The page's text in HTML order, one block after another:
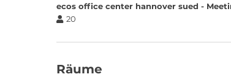
ecos office center hannover sued -
20
Räume